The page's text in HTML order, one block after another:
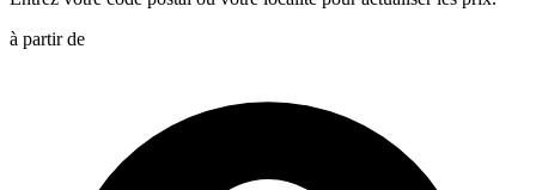
à partir de